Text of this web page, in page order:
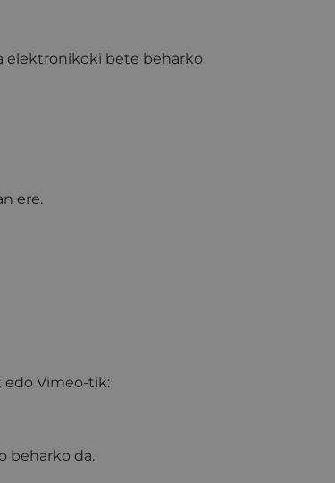
elektronikoki bete beharko
ere.
edo Vimeo-tik:
beharko da.